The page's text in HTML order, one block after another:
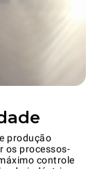
produção
os processos-
controle